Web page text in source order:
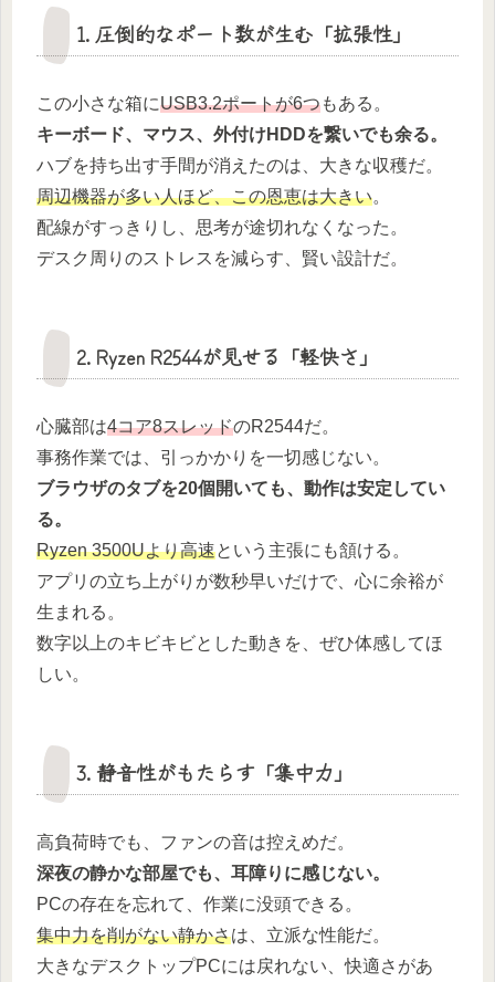
1. 圧倒的なポート数が生む「拡張性」
この小さな箱にUSB3.2ポートが6つもある。
キーボード、マウス、外付けHDDを繋いでも余る。
ハブを持ち出す手間が消えたのは、大きな収穫だ。
周辺機器が多い人ほど、この恩恵は大きい。
配線がすっきりし、思考が途切れなくなった。
デスク周りのストレスを減らす、賢い設計だ。
2. Ryzen R2544が見せる「軽快さ」
心臓部は4コア8スレッドのR2544だ。
事務作業では、引っかかりを一切感じない。
ブラウザのタブを20個開いても、動作は安定してい
る。
Ryzen 3500Uより高速という主張にも頷ける。
アプリの立ち上がりが数秒早いだけで、心に余裕が
生まれる。
数字以上のキビキビとした動きを、ぜひ体感してほ
しい。
3. 静音性がもたらす「集中力」
高負荷時でも、ファンの音は控えめだ。
深夜の静かな部屋でも、耳障りに感じない。
PCの存在を忘れて、作業に没頭できる。
集中力を削がない静かさは、立派な性能だ。
大きなデスクトップPCには戻れない、快適さがあ